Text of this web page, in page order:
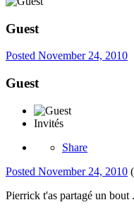
Guest
Posted November 24, 2010
Guest
Invités
Share
Posted November 24, 2010
Pierrick t'as partagé un bout